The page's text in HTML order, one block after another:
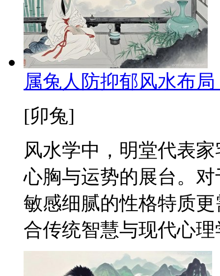
属兔人防抑郁风水布
[卯兔]
风水学中，明堂代表
心胸与运势的展台。
敏感细腻的性格特质
合传统智慧与现代心